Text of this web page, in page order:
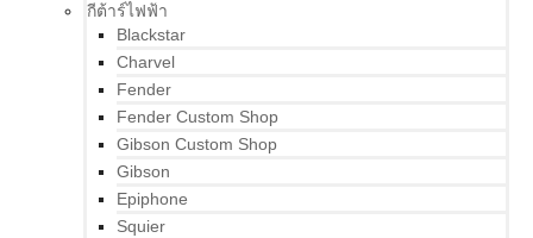
กีต้าร์ไฟฟ้า
Blackstar
Charvel
Fender
Fender Custom Shop
Gibson Custom Shop
Gibson
Epiphone
Squier